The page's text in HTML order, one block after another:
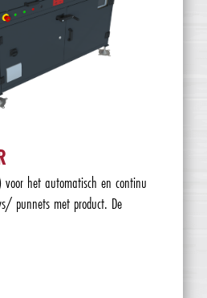
voor het automatisch en continu
punnets met product. De